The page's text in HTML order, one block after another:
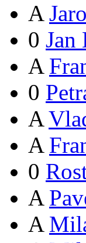
A
0 Jan
A
0
A
A
0
A
A